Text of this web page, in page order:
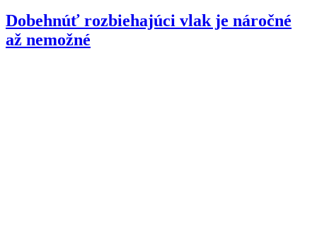
Dobehnúť rozbiehajúci vlak je náročné
až nemožné